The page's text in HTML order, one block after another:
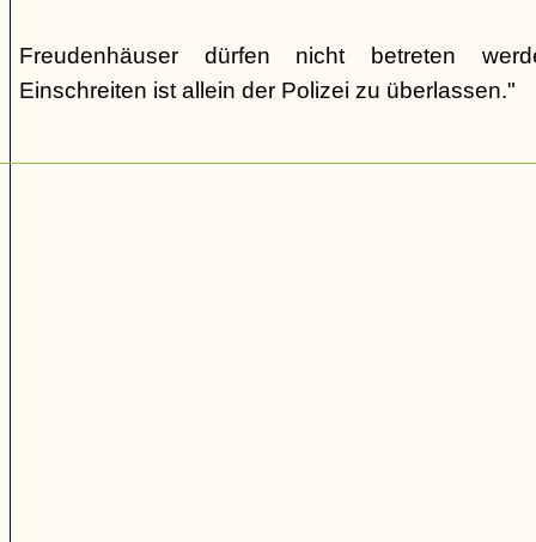
Freudenhäuser dürfen nicht betreten
Einschreiten ist allein der Polizei zu überlassen."